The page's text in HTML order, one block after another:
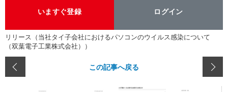
いますぐ登録 ログイン
リリース（当社タイ子会社におけるパソコンのウイルス感染について
（双葉電子工業株式会社））
この記事へ戻る